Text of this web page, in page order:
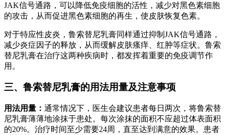
JAK信号通路，可以降低免疫细胞的活性，减少对黑色素细胞
的攻击，从而促进黑色素细胞的再生，使皮肤恢复色素。
对于特应性皮炎，鲁索替尼乳膏同样通过抑制JAK信号通路，
减少炎症因子的释放，从而缓解皮肤瘙痒、红肿等症状。鲁索
替尼乳膏在治疗这两种疾病时，都发挥着重要的免疫调节作
用。
三、鲁索替尼乳膏的用法用量及注意事项
用法用量： 通常情况下，医生会建议患者每日两次，将鲁索替
尼乳膏薄薄地涂抹于患处。每次涂抹的面积不应超过体表面积
的20%。治疗时间至少需要24周，直至达到满意的效果。患者